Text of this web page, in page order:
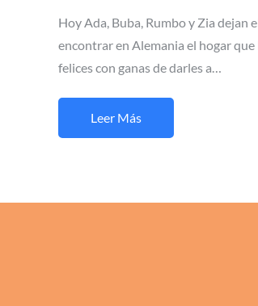
Hoy Ada, Buba, Rumbo y Zia dejan
encontrar en Alemania el hogar que
felices con ganas de darles a…
Leer Más